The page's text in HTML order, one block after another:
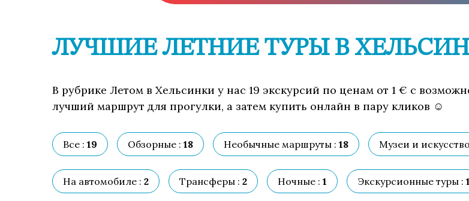
ЛУЧШИЕ ЛЕТНИЕ ТУРЫ В
В рубрике Летом в Хельсинки у нас 19 экскурсий по ценам от 1 € с
лучший маршрут для прогулки, а затем купить онлайн в пару кликов ☺
Все : 19 Обзорные : 18 Необычные маршруты : 18 Музеи и
На автомобиле : 2 Трансферы : 2 Ночные : 1 Экскурсионные туры :